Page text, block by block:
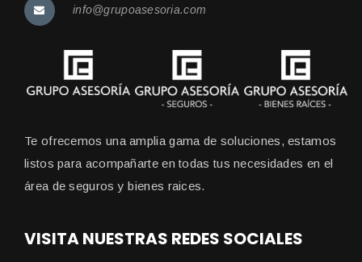
info@grupoasesoria.com
Te ofrecemos una amplia gama de soluciones, estamos
listos para acompañarte en todas tus necesidades en el
área de seguros y bienes raices.
VISITA NUESTRAS REDES SOCIALES